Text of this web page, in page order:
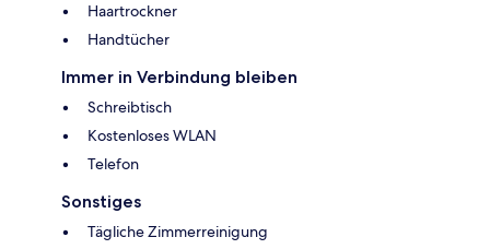
Haartrockner
Handtücher
Immer in Verbindung bleiben
Schreibtisch
Kostenloses WLAN
Telefon
Sonstiges
Tägliche Zimmerreinigung